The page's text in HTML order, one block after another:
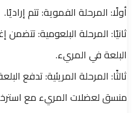
أولًا: المرحلة الفموية: تتم إراديًا.
ثانيًا: المرحلة البلعومية:
البلعة في المريء.
ثالثًا: المرحلة المريئية: تدفع
منسق لعضلات المريء مع